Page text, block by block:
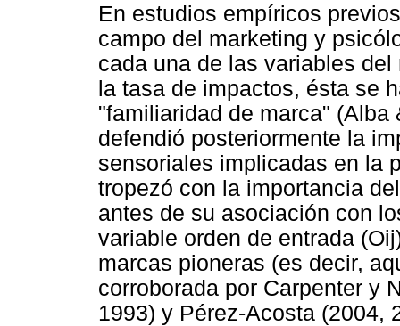
En estudios empíricos
campo del marketing y
cada una de las variables
la tasa de impactos, ésta se
"familiaridad de marca"
defendió posteriormente la
sensoriales implicadas en la
tropezó con la importancia
antes de su asociación con
variable orden de entrada
marcas pioneras (es decir,
corroborada por Carpenter y
1993) y Pérez-Acosta (2004,